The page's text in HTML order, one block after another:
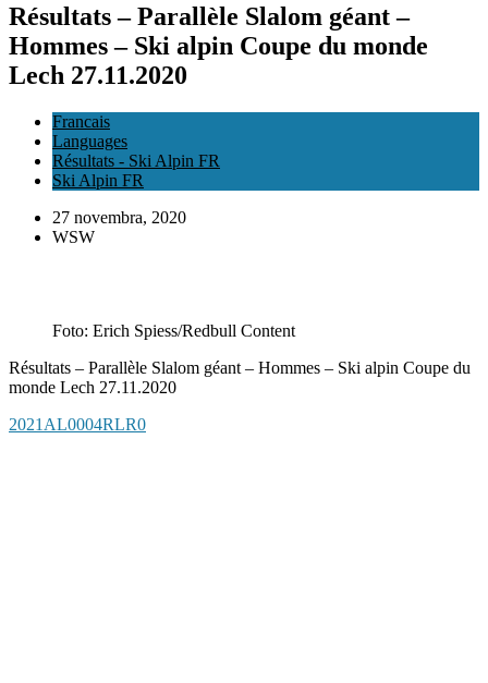
Résultats – Parallèle Slalom géant –
Hommes – Ski alpin Coupe du monde
Lech 27.11.2020
Francais
Languages
Résultats - Ski Alpin FR
Ski Alpin FR
27 novembra, 2020
WSW
Foto: Erich Spiess/Redbull Content
Résultats – Parallèle Slalom géant – Hommes – Ski alpin Coupe du
monde Lech 27.11.2020
2021AL0004RLR0